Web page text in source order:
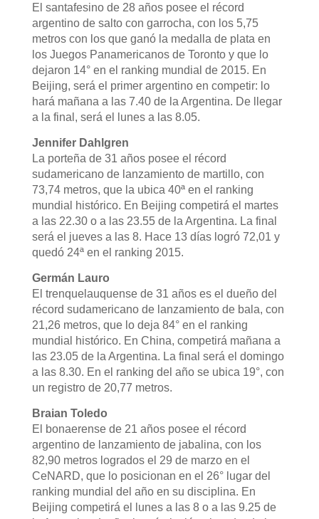
El santafesino de 28 años posee el récord
argentino de salto con garrocha, con los 5,75
metros con los que ganó la medalla de plata en
los Juegos Panamericanos de Toronto y que lo
dejaron 14° en el ranking mundial de 2015. En
Beijing, será el primer argentino en competir: lo
hará mañana a las 7.40 de la Argentina. De llegar
a la final, será el lunes a las 8.05.
Jennifer Dahlgren
La porteña de 31 años posee el récord
sudamericano de lanzamiento de martillo, con
73,74 metros, que la ubica 40ª en el ranking
mundial histórico. En Beijing competirá el martes
a las 22.30 o a las 23.55 de la Argentina. La final
será el jueves a las 8. Hace 13 días logró 72,01 y
quedó 24ª en el ranking 2015.
Germán Lauro
El trenquelauquense de 31 años es el dueño del
récord sudamericano de lanzamiento de bala, con
21,26 metros, que lo deja 84° en el ranking
mundial histórico. En China, competirá mañana a
las 23.05 de la Argentina. La final será el domingo
a las 8.30. En el ranking del año se ubica 19°, con
un registro de 20,77 metros.
Braian Toledo
El bonaerense de 21 años posee el récord
argentino de lanzamiento de jabalina, con los
82,90 metros logrados el 29 de marzo en el
CeNARD, que lo posicionan en el 26° lugar del
ranking mundial del año en su disciplina. En
Beijing competirá el lunes a las 8 o a las 9.25 de